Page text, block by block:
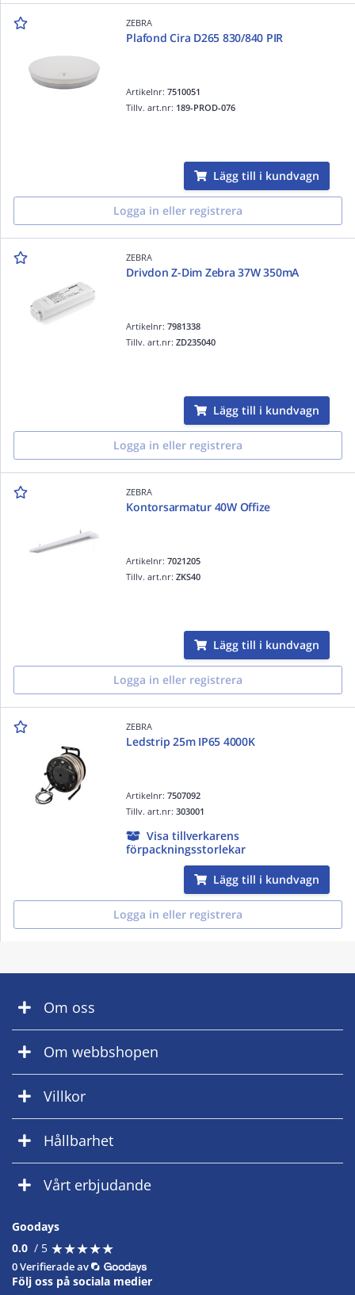
ZEBRA
Plafond Cira D265 830/840 PIR
Artikelnr:7510051
Tillv. art.nr: 189-PROD-076
Lägg till i kundvagn
Logga in eller registrera
ZEBRA
Drivdon Z-Dim Zebra 37W 350mA
Artikelnr:7981338
Tillv. art.nr:ZD235040
Lägg till i kundvagn
Logga in eller registrera
ZEBRA
Kontorsarmatur 40W Offize
Artikelnr:7021205
Tillv. art.nr:ZKS40
Lägg till i kundvagn
Logga in eller registrera
ZEBRA
Ledstrip 25m IP65 4000K
Artikelnr:7507092
Tillv. art.nr:303001
Visa tillverkarens
förpackningsstorlekar
Lägg till i kundvagn
Logga in eller registrera
Om oss
Om webbshopen
Villkor
Hållbarhet
Vårt erbjudande
Goodays
0.0 / 5 ★★★★★
★★★★★
0 Verifierade av
Följ oss på sociala medier